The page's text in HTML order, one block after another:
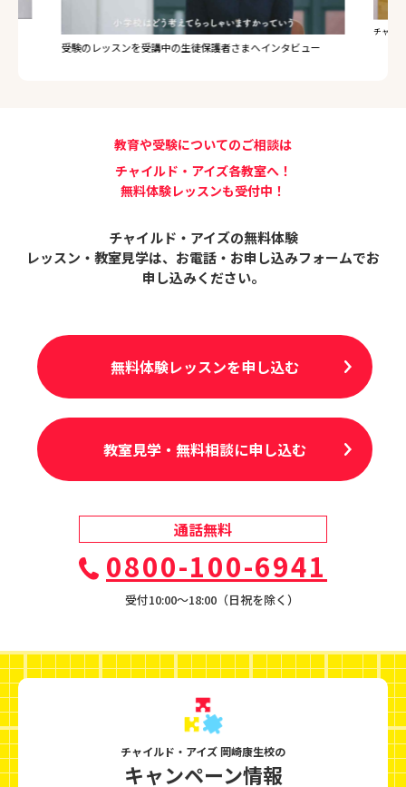
受験のレッスンを受講中の生徒保護者さまへインタビュー
チャイ
教育や受験についてのご相談は
チャイルド・アイズ各教室へ！
無料体験レッスンも受付中！
チャイルド・アイズの無料体験
レッスン・教室見学は、 お電話・お申し込みフォームでお
申し込みください。
無料体験レッスンを申し込む
教室見学・無料相談に申し込む
通話無料
0800-100-6941
受付10:00〜18:00（日祝を除く）
チャイルド・アイズ 岡崎康生校の
キャンペーン情報